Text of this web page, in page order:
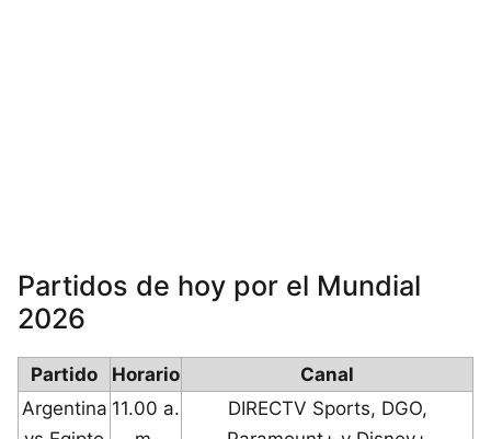
Partidos de hoy por el Mundial
2026
Partido Horario
Canal
Argentina 11.00 a.
DIRECTV Sports, DGO,